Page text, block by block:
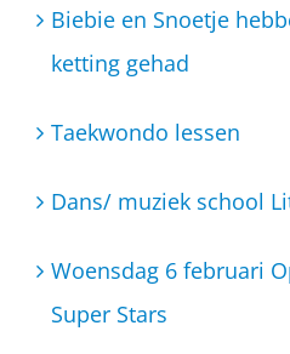
Biebie en Snoetje
ketting gehad
Taekwondo lessen
Dans/ muziek school
Woensdag 6 februari
Super Stars